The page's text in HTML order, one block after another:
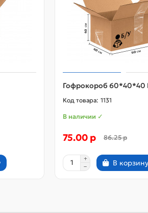
Гофрокороб 60*40*40
1131
В наличии ✓
75.00 р 86.25 р
В корзину